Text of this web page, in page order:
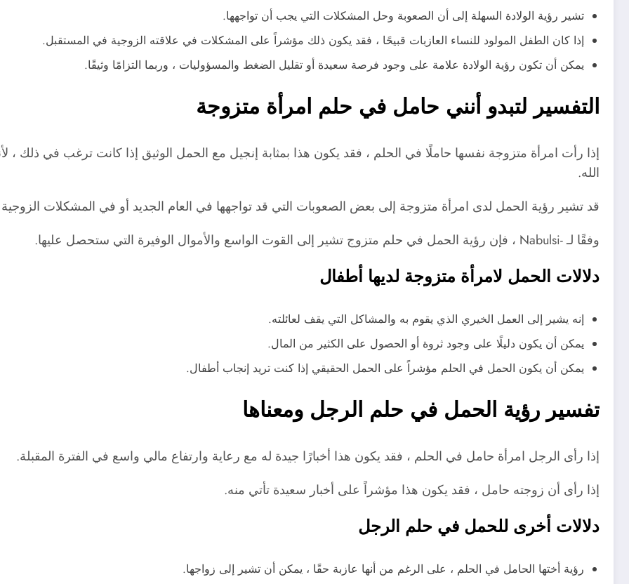
تشير رؤية الولادة السهلة إلى أن الصعوبة وحل المشكلات التي يجب أن تواجهها.
إذا كان الطفل المولود للنساء العازبات قبيحًا ، فقد يكون ذلك مؤشراً على المشكلات في علاقته الزوجية في المستقبل.
يمكن أن تكون رؤية الولادة علامة على وجود فرصة سعيدة أو تقليل الضغط والمسؤوليات ، وربما التزامًا وثيقًا.
التفسير لتبدو أنني حامل في حلم امرأة متزوجة
إذا رأت امرأة متزوجة نفسها حاملًا في الحلم ، فقد يكون هذا بمثابة إنجيل مع الحمل الوثيق إذا كانت ترغب في ذلك
الله.
قد تشير رؤية الحمل لدى امرأة متزوجة إلى بعض الصعوبات التي قد تواجهها في العام الجديد أو في المشكلات الزوجية
وفقًا لـ -Nabulsi ، فإن رؤية الحمل في حلم متزوج تشير إلى القوت الواسع والأموال الوفيرة التي ستحصل عليها.
دلالات الحمل لامرأة متزوجة لديها أطفال
إنه يشير إلى العمل الخيري الذي يقوم به والمشاكل التي يقف لعائلته.
يمكن أن يكون دليلًا على وجود ثروة أو الحصول على الكثير من المال.
يمكن أن يكون الحمل في الحلم مؤشراً على الحمل الحقيقي إذا كنت تريد إنجاب أطفال.
تفسير رؤية الحمل في حلم الرجل ومعناها
إذا رأى الرجل امرأة حامل في الحلم ، فقد يكون هذا أخبارًا جيدة له مع رعاية وارتفاع مالي واسع في الفترة المقبلة.
إذا رأى أن زوجته حامل ، فقد يكون هذا مؤشراً على أخبار سعيدة تأتي منه.
دلالات أخرى للحمل في حلم الرجل
رؤية أختها الحامل في الحلم ، على الرغم من أنها عازبة حقًا ، يمكن أن تشير إلى زواجها.